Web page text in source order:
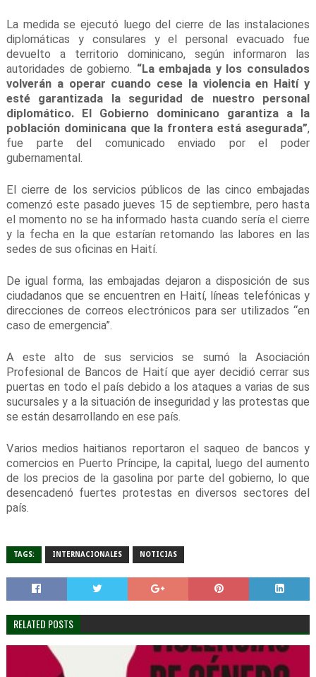
La medida se ejecutó luego del cierre de las instalaciones
diplomáticas y consulares y el personal evacuado fue
devuelto a territorio dominicano, según informaron las
autoridades de gobierno. “La embajada y los consulados
volverán a operar cuando cese la violencia en Haití y
esté garantizada la seguridad de nuestro personal
diplomático. El Gobierno dominicano garantiza a la
población dominicana que la frontera está asegurada”,
fue parte del comunicado enviado por el poder
gubernamental.
El cierre de los servicios públicos de las cinco embajadas
comenzó este pasado jueves 15 de septiembre, pero hasta
el momento no se ha informado hasta cuando sería el cierre
y la fecha en la que estarían retomando las labores en las
sedes de sus oficinas en Haití.
De igual forma, las embajadas dejaron a disposición de sus
ciudadanos que se encuentren en Haití, líneas telefónicas y
direcciones de correos electrónicos para ser utilizados “en
caso de emergencia”.
A este alto de sus servicios se sumó la Asociación
Profesional de Bancos de Haití que ayer decidió cerrar sus
puertas en todo el país debido a los ataques a varias de sus
sucursales y a la situación de inseguridad y las protestas que
se están desarrollando en ese país.
Varios medios haitianos reportaron el saqueo de bancos y
comercios en Puerto Príncipe, la capital, luego del aumento
de los precios de la gasolina por parte del gobierno, lo que
desencadenó fuertes protestas en diversos sectores del
país.
TAGS: INTERNACIONALES NOTICIAS
RELATED POSTS